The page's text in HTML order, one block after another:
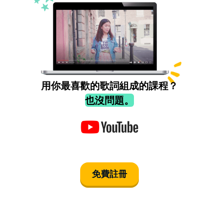
用你最喜歡的歌詞組成的課程？
也沒問題。
免費註冊